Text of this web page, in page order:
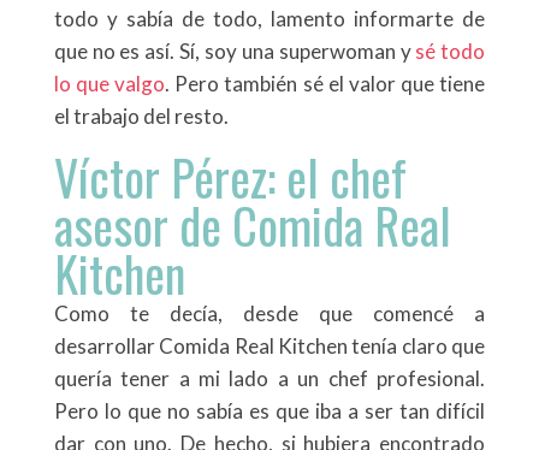
todo y sabía de todo, lamento informarte de
que no es así. Sí, soy una superwoman ysé todo
lo que valgo. Pero también sé el valor que tiene
el trabajo del resto.
Víctor Pérez: el chef
asesor de Comida Real
Kitchen
Como te decía, desde que comencé a
desarrollar Comida Real Kitchen tenía claro que
quería tener a mi lado a un chef profesional.
Pero lo que no sabía es que iba a ser tan difícil
dar con uno. De hecho, si hubiera encontrado